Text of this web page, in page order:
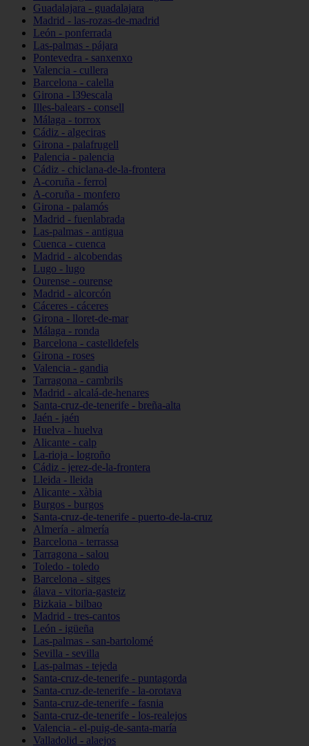
Guadalajara - guadalajara
Madrid - las-rozas-de-madrid
León - ponferrada
Las-palmas - pájara
Pontevedra - sanxenxo
Valencia - cullera
Barcelona - calella
Girona - l39escala
Illes-balears - consell
Málaga - torrox
Cádiz - algeciras
Girona - palafrugell
Palencia - palencia
Cádiz - chiclana-de-la-frontera
A-coruña - ferrol
A-coruña - monfero
Girona - palamós
Madrid - fuenlabrada
Las-palmas - antigua
Cuenca - cuenca
Madrid - alcobendas
Lugo - lugo
Ourense - ourense
Madrid - alcorcón
Cáceres - cáceres
Girona - lloret-de-mar
Málaga - ronda
Barcelona - castelldefels
Girona - roses
Valencia - gandia
Tarragona - cambrils
Madrid - alcalá-de-henares
Santa-cruz-de-tenerife - breña-alta
Jaén - jaén
Huelva - huelva
Alicante - calp
La-rioja - logroño
Cádiz - jerez-de-la-frontera
Lleida - lleida
Alicante - xàbia
Burgos - burgos
Santa-cruz-de-tenerife - puerto-de-la-cruz
Almería - almería
Barcelona - terrassa
Tarragona - salou
Toledo - toledo
Barcelona - sitges
álava - vitoria-gasteiz
Bizkaia - bilbao
Madrid - tres-cantos
León - igüeña
Las-palmas - san-bartolomé
Sevilla - sevilla
Las-palmas - tejeda
Santa-cruz-de-tenerife - puntagorda
Santa-cruz-de-tenerife - la-orotava
Santa-cruz-de-tenerife - fasnia
Santa-cruz-de-tenerife - los-realejos
Valencia - el-puig-de-santa-maría
Valladolid - alaejos